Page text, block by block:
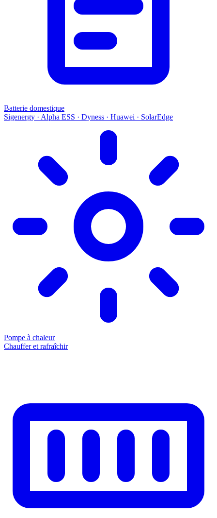
Batterie domestique
Sigenergy · Alpha ESS · Dyness · Huawei · SolarEdge
Pompe à chaleur
Chauffer et rafraîchir